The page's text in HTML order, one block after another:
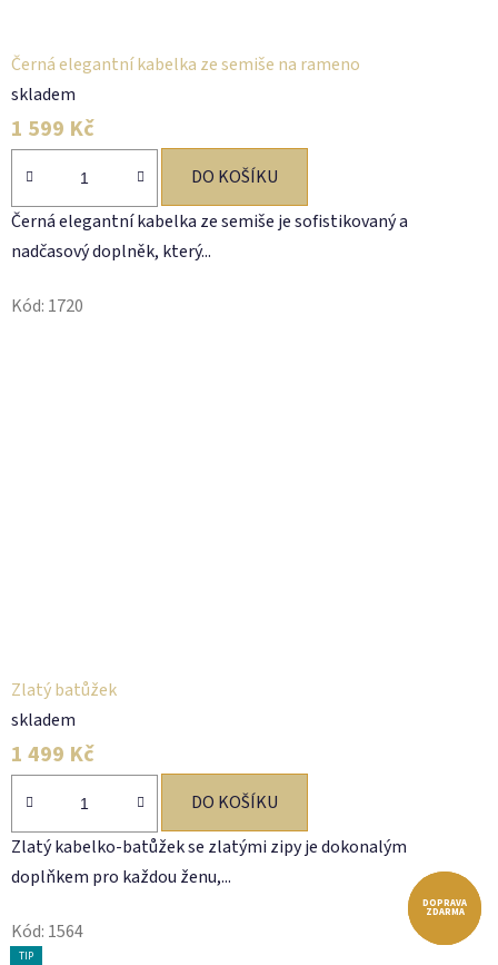
DOPRAVA
ZDARMA
DOPRAVA
ZDARMA
Černá elegantní kabelka ze semiše na rameno
skladem
1 599 Kč
DO KOŠÍKU
Černá elegantní kabelka ze semiše je sofistikovaný a
nadčasový doplněk, který...
Kód: 1720
DOPRAVA
ZDARMA
Zlatý batůžek
skladem
1 499 Kč
DO KOŠÍKU
Zlatý kabelko-batůžek se zlatými zipy je dokonalým
doplňkem pro každou ženu,...
Kód: 1564
TIP
TIP
TIP